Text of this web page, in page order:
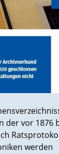
der vor 1876
werden